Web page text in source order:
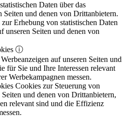
Daten über das
Seiten und denen von Drittanbietern.
Erhebung von statistischen Daten
unseren Seiten und denen von
ⓘ
auf unseren Seiten und
für Sie und Ihre Interessen relevant
Werbekampagnen messen.
Cookies zur Steuerung von
und denen von Drittanbietern,
relevant sind und die Effizienz